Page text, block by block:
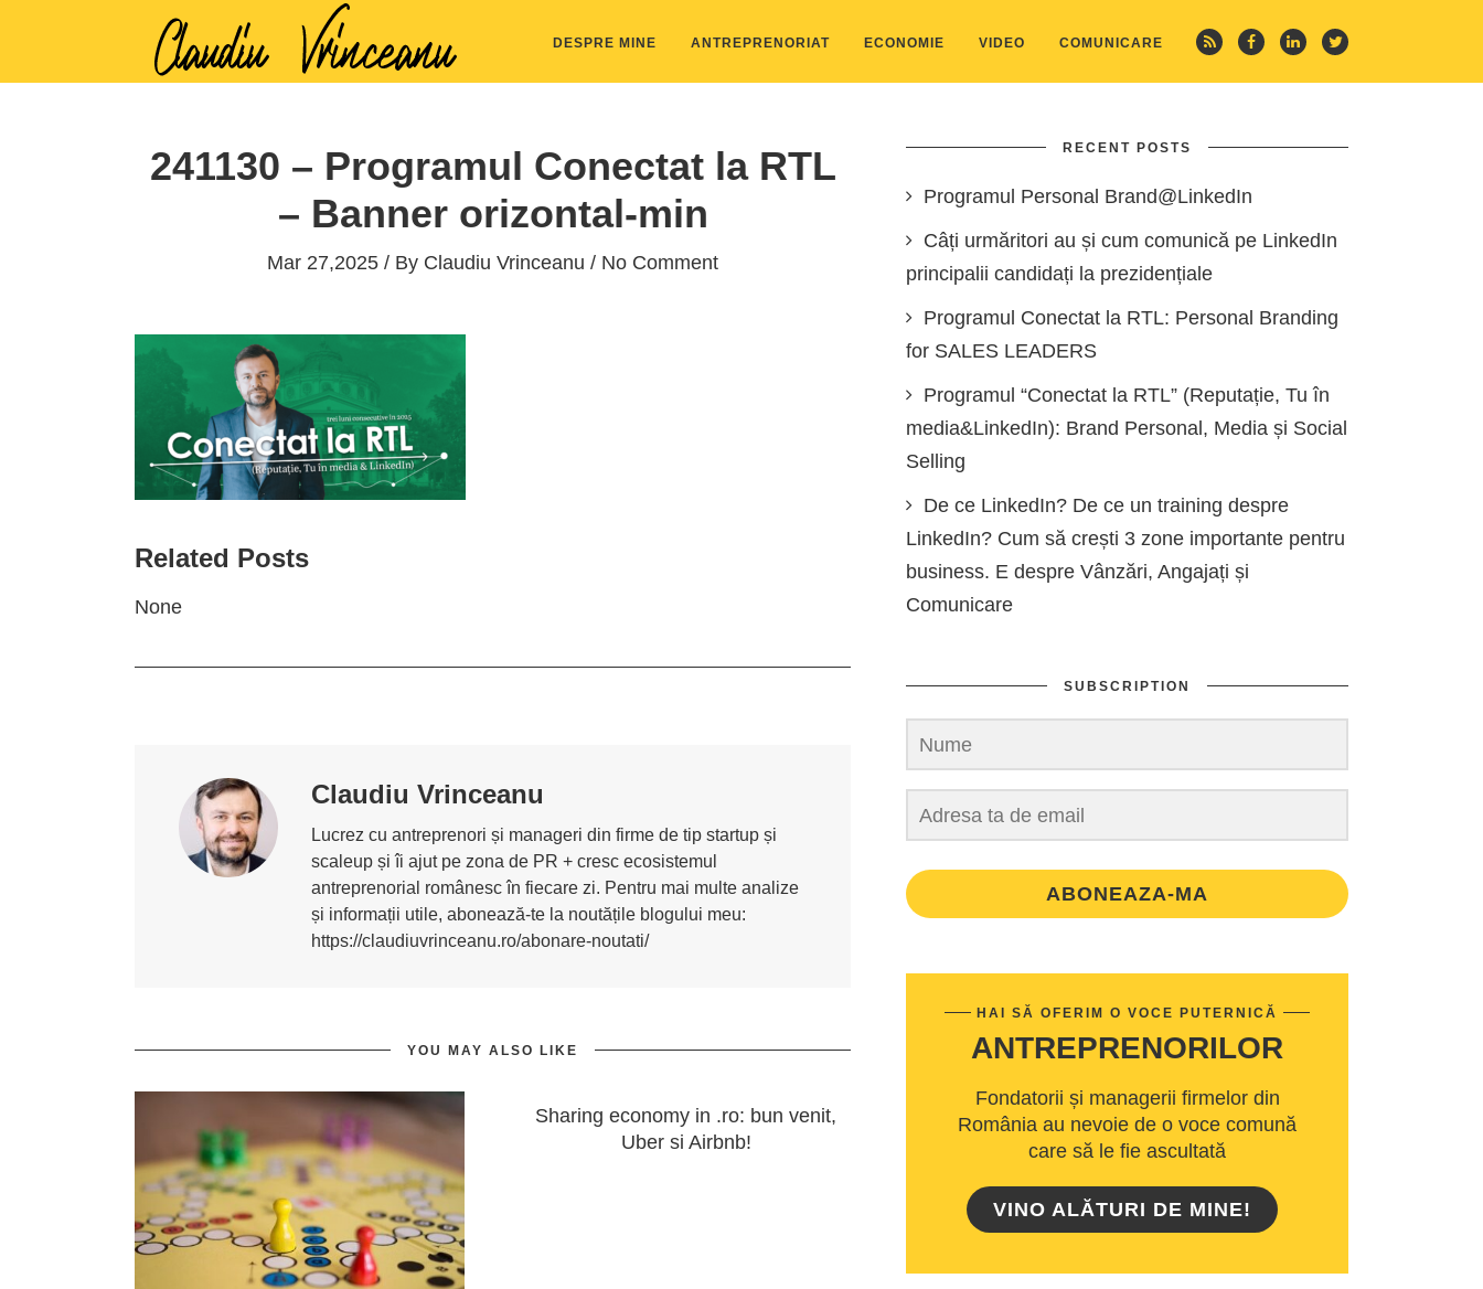
DESPRE MINE ANTREPRENORIAT ECONOMIE VIDEO COMUNICARE
241130 – Programul Conectat la RTL
– Banner orizontal-min
Mar 27,2025 / By Claudiu Vrinceanu / No Comment
Related Posts
None
Claudiu Vrinceanu
Lucrez cu antreprenori și manageri din firme de tip startup și
scaleup și îi ajut pe zona de PR + cresc ecosistemul
antreprenorial românesc în fiecare zi. Pentru mai multe analize
și informații utile, abonează-te la noutățile blogului meu:
https://claudiuvrinceanu.ro/abonare-noutati/
YOU MAY ALSO LIKE
Sharing economy in .ro: bun venit,
Uber si Airbnb!
RECENT POSTS
Programul Personal Brand@LinkedIn
Câți urmăritori au și cum comunică pe LinkedIn
principalii candidați la prezidențiale
Programul Conectat la RTL: Personal Branding
for SALES LEADERS
Programul “Conectat la RTL” (Reputație, Tu în
media&LinkedIn): Brand Personal, Media și Social
Selling
De ce LinkedIn? De ce un training despre
LinkedIn? Cum să crești 3 zone importante pentru
business. E despre Vânzări, Angajați și
Comunicare
SUBSCRIPTION
ABONEAZA-MA
HAI SĂ OFERIM O VOCE PUTERNICĂ
ANTREPRENORILOR
Fondatorii și managerii firmelor din
România au nevoie de o voce comună
care să le fie ascultată
VINO ALĂTURI DE MINE!